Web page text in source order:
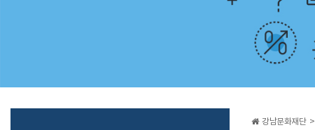
강남문화재단 >